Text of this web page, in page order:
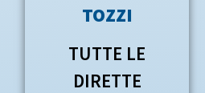
TOZZI
TUTTE LE
DIRETTE